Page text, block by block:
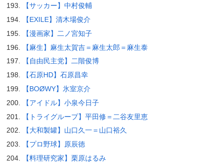
【サッカー】中村俊輔
【EXILE】清木場俊介
【漫画家】二ノ宮知子
【麻生】麻生太賀吉＝麻生太郎＝麻生泰
【自由民主党】二階俊博
【石原HD】石原昌幸
【BOØWY】氷室京介
【アイドル】小泉今日子
【トライグループ】平田修＝二谷友里恵
【大和製罐】山口久一＝山口裕久
【プロ野球】原辰徳
【料理研究家】栗原はるみ